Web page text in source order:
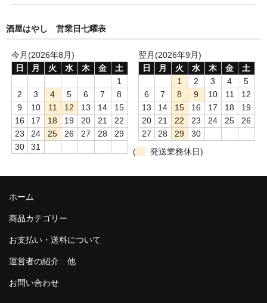
酒屋はやし 営業日七曜表
今月(2026年8月)
日
月 火 水 木 金
土
1
2
3 4 5 6 7
8
9
10 11 12 13 14
15
16
17 18 19 20 21
22
23
24 25 26 27 28
29
30
31
翌月(2026年9月)
日
月 火 水 木 金
土
1
2 3 4
5
6
7 8 9 10 11
12
13
14 15 16 17 18
19
20
21 22 23 24 25
26
27
28 29
30
(
発送業務休日)
ホーム
商品カテゴリー
お支払い・送料について
運営者の紹介 他
お問い合わせ